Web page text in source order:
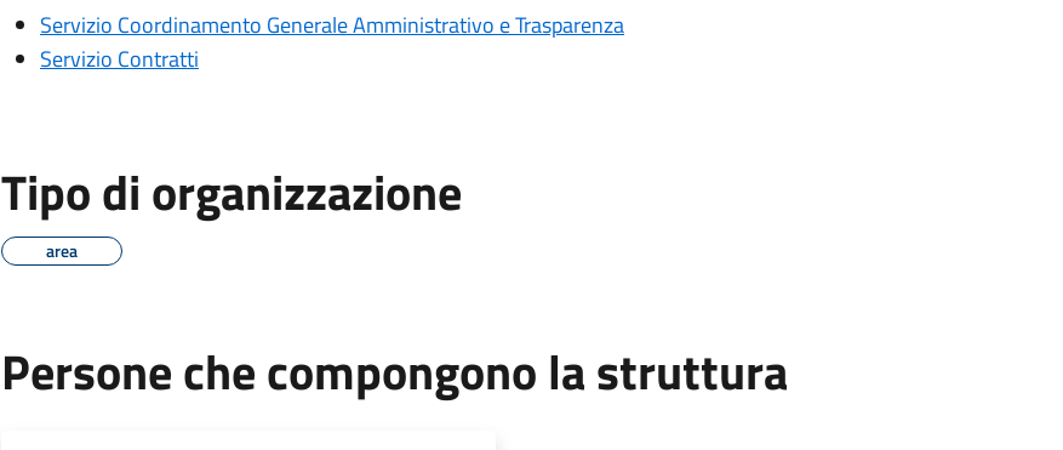
Servizio Coordinamento Generale Amministrativo e Trasparenza
Servizio Contratti
Tipo di organizzazione
area
Persone che compongono la struttura